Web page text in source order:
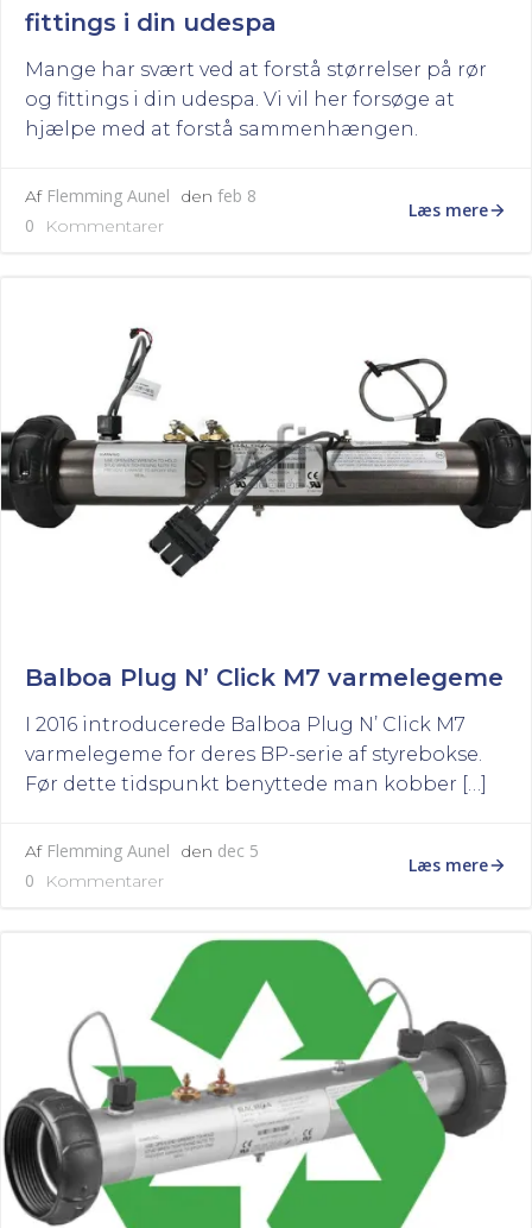
fittings i din udespa
Mange har svært ved at forstå størrelser på rør
og fittings i din udespa. Vi vil her forsøge at
hjælpe med at forstå sammenhængen.
Af Flemming Aunel den feb 8
0
Kommentarer
Læs mere
Balboa Plug N’ Click M7 varmelegeme
I 2016 introducerede Balboa Plug N’ Click M7
varmelegeme for deres BP-serie af styrebokse.
Før dette tidspunkt benyttede man kobber […]
Af Flemming Aunel den dec 5
0
Kommentarer
Læs mere